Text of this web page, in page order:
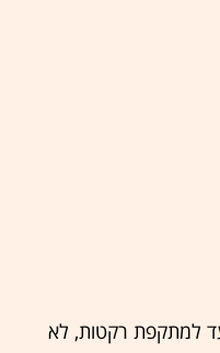
למתקפת רקטות, לא